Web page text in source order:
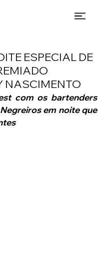
ESPECIAL DE
NASCIMENTO
com os bartenders
em noite que